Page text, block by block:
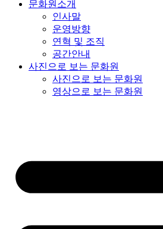
문화원소개
인사말
운영방향
연혁 및 조직
공간안내
사진으로 보는 문화원
사진으로 보는 문화원
영상으로 보는 문화원